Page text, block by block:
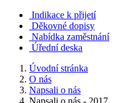
Indikace k přijetí
Děkovné dopisy
Nabídka zaměstnání
Úřední deska
Úvodní stránka
O nás
Napsali o nás
Napsali o nás - 2017